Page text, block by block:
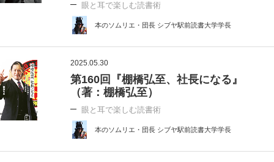
眼と耳で楽しむ読書術
本のソムリエ・団長 シブヤ駅前読書大学学長
2025.05.30
第160回『棚橋弘至、社長になる』
（著：棚橋弘至）
眼と耳で楽しむ読書術
本のソムリエ・団長 シブヤ駅前読書大学学長